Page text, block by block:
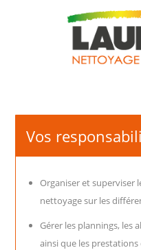
Vos
Organiser et superviser
nettoyage sur les
Gérer les plannings, les
ainsi que les